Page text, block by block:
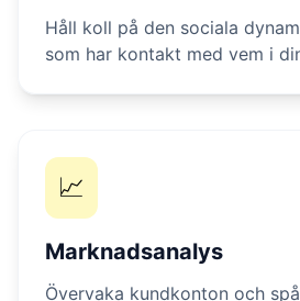
Håll koll på den sociala
som har kontakt med vem i
📈
Marknadsanalys
Övervaka kundkonton och